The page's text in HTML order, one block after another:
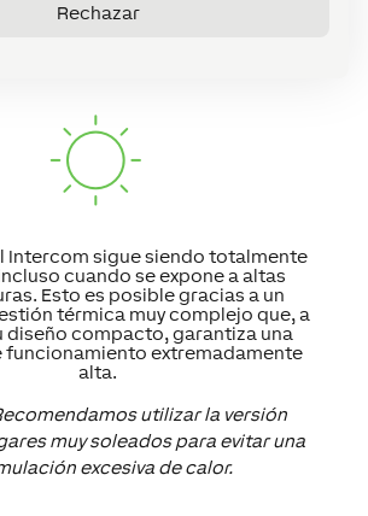
Rechazar
fiable
Intercom sigue siendo totalmente
cuando se expone a altas
Esto es posible gracias a un
térmica muy complejo que, a
diseño compacto, garantiza una
funcionamiento extremadamente
alta.
utilizar la versión
muy soleados para evitar una
excesiva de calor.